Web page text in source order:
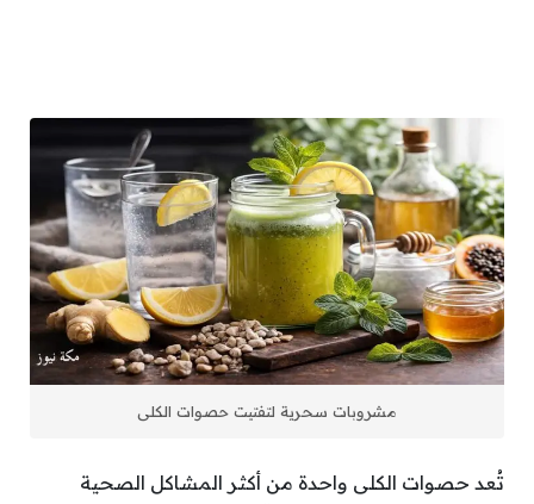
مشروبات سحرية لتفتيت حصوات الكلى
تُعد حصوات الكلى واحدة من أكثر المشاكل الصحية